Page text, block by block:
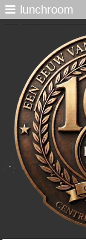
nieuws
lunchroom
de ijsspecialist
flakkeecialiteiten
skitaart
webshop
lunchroom